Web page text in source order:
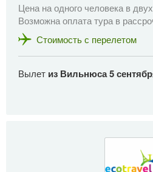
Цена на одного человека в
Возможна оплата тура в
Стоимость с перелетом
Вылет из Вильнюса5